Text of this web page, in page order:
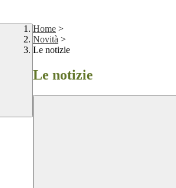
Home >
Novità >
Le notizie
Le notizie